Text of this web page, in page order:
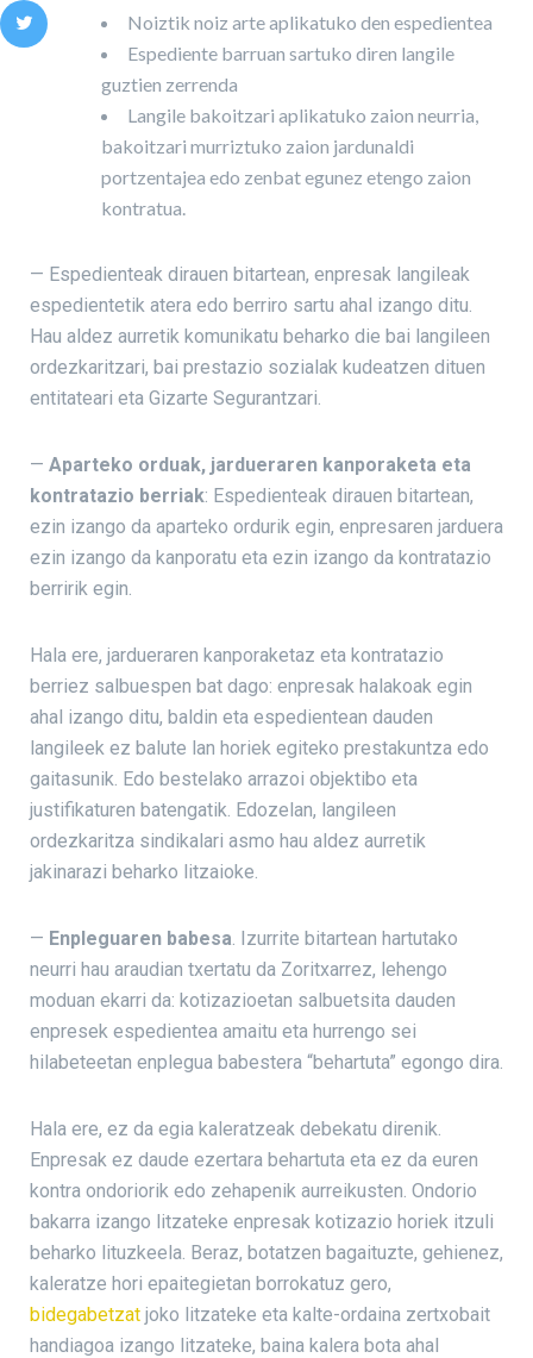
Noiztik noiz arte aplikatuko den espedientea
Espediente barruan sartuko diren langile
guztien zerrenda
Langile bakoitzari aplikatuko zaion neurria,
bakoitzari murriztuko zaion jardunaldi
portzentajea edo zenbat egunez etengo zaion
kontratua.
— Espedienteak dirauen bitartean, enpresak langileak
espedientetik atera edo berriro sartu ahal izango ditu.
Hau aldez aurretik komunikatu beharko die bai langileen
ordezkaritzari, bai prestazio sozialak kudeatzen dituen
entitateari eta Gizarte Segurantzari.
— Aparteko orduak, jardueraren kanporaketa eta
kontratazio berriak: Espedienteak dirauen bitartean,
ezin izango da aparteko ordurik egin, enpresaren jarduera
ezin izango da kanporatu eta ezin izango da kontratazio
berririk egin.
Hala ere, jardueraren kanporaketaz eta kontratazio
berriez salbuespen bat dago: enpresak halakoak egin
ahal izango ditu, baldin eta espedientean dauden
langileek ez balute lan horiek egiteko prestakuntza edo
gaitasunik. Edo bestelako arrazoi objektibo eta
justifikaturen batengatik. Edozelan, langileen
ordezkaritza sindikalari asmo hau aldez aurretik
jakinarazi beharko litzaioke.
— Enpleguaren babesa . Izurrite bitartean hartutako
neurri hau araudian txertatu da Zoritxarrez, lehengo
moduan ekarri da: kotizazioetan salbuetsita dauden
enpresek espedientea amaitu eta hurrengo sei
hilabeteetan enplegua babestera “behartuta” egongo dira.
Hala ere, ez da egia kaleratzeak debekatu direnik.
Enpresak ez daude ezertara behartuta eta ez da euren
kontra ondoriorik edo zehapenik aurreikusten. Ondorio
bakarra izango litzateke enpresak kotizazio horiek itzuli
beharko lituzkeela. Beraz, botatzen bagaituzte, gehienez,
kaleratze hori epaitegietan borrokatuz gero,
bidegabetzat joko litzateke eta kalte-ordaina zertxobait
handiagoa izango litzateke, baina kalera bota ahal